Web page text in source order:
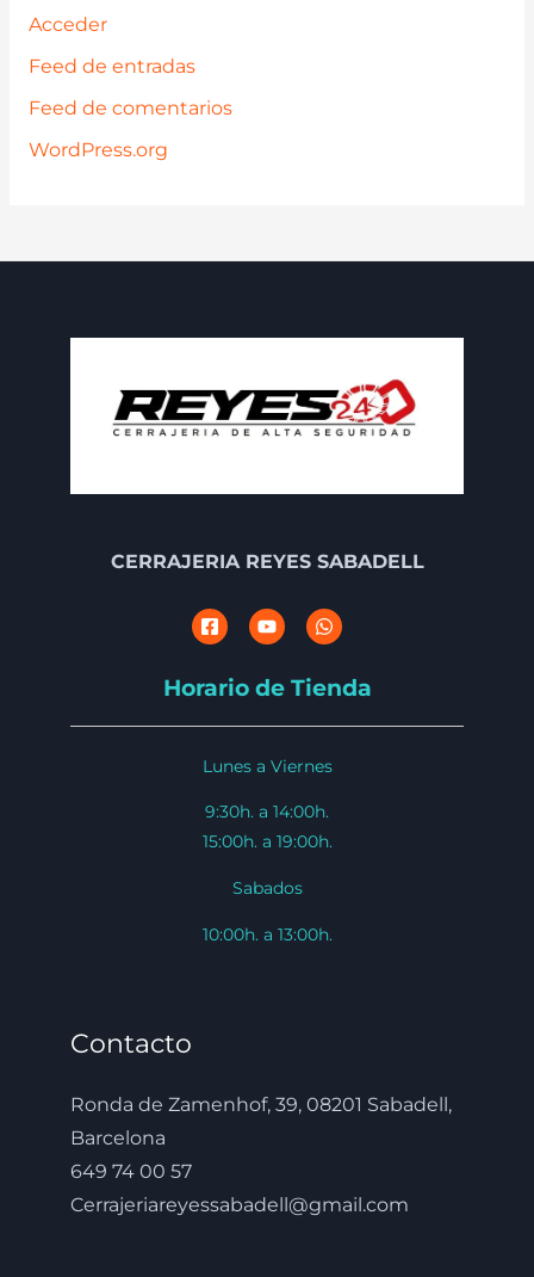
Acceder
Feed de entradas
Feed de comentarios
WordPress.org
CERRAJERIA REYES SABADELL
Horario de Tienda
Lunes a Viernes
9:30h. a 14:00h.
15:00h. a 19:00h.
Sabados
10:00h. a 13:00h.
Contacto
Ronda de Zamenhof, 39, 08201 Sabadell,
Barcelona
649 74 00 57
Cerrajeriareyessabadell@gmail.com